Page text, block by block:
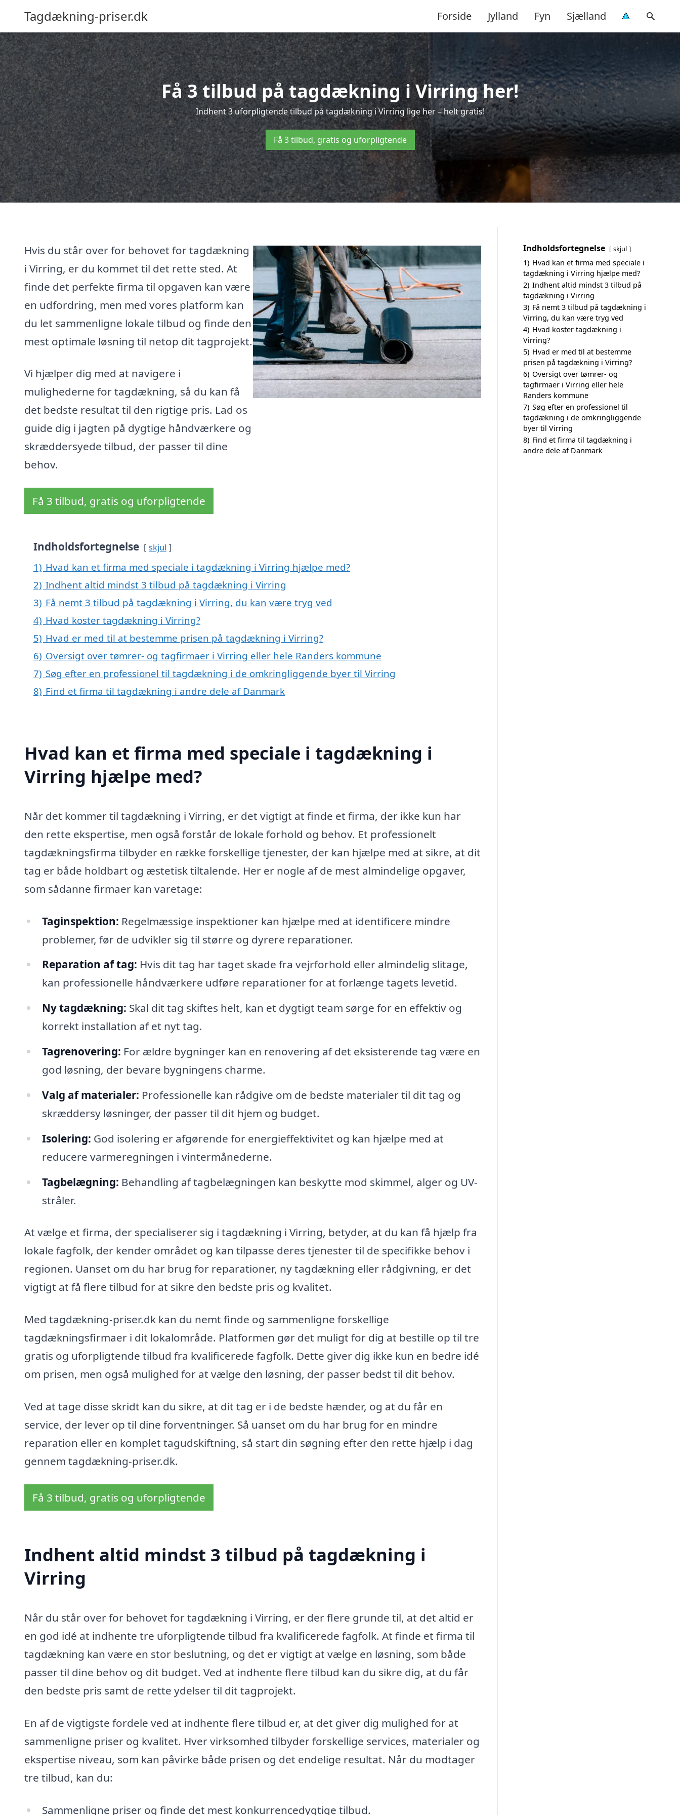
Tagdækning-priser.dk Forside Jylland Fyn Sjælland
Få 3 tilbud på tagdækning i Virring her!
Indhent 3 uforpligtende tilbud på tagdækning i Virring lige her – helt gratis!
Få 3 tilbud, gratis og uforpligtende
Hvis du står over for behovet for tagdækning
i Virring, er du kommet til det rette sted. At
finde det perfekte firma til opgaven kan være
en udfordring, men med vores platform kan
du let sammenligne lokale tilbud og finde den
mest optimale løsning til netop dit tagprojekt.
Vi hjælper dig med at navigere i
mulighederne for tagdækning, så du kan få
det bedste resultat til den rigtige pris. Lad os
guide dig i jagten på dygtige håndværkere og
skræddersyede tilbud, der passer til dine
behov.
Få 3 tilbud, gratis og uforpligtende
Indholdsfortegnelse skjul
1) Hvad kan et firma med speciale i tagdækning i Virring hjælpe med?
2) Indhent altid mindst 3 tilbud på tagdækning i Virring
3) Få nemt 3 tilbud på tagdækning i Virring, du kan være tryg ved
4) Hvad koster tagdækning i Virring?
5) Hvad er med til at bestemme prisen på tagdækning i Virring?
6) Oversigt over tømrer- og tagfirmaer i Virring eller hele Randers kommune
7) Søg efter en professionel til tagdækning i de omkringliggende byer til Virring
8) Find et firma til tagdækning i andre dele af Danmark
Hvad kan et firma med speciale i tagdækning i
Virring hjælpe med?
Når det kommer til tagdækning i Virring, er det vigtigt at finde et firma, der ikke kun har
den rette ekspertise, men også forstår de lokale forhold og behov. Et professionelt
tagdækningsfirma tilbyder en række forskellige tjenester, der kan hjælpe med at sikre, at dit
tag er både holdbart og æstetisk tiltalende. Her er nogle af de mest almindelige opgaver,
som sådanne firmaer kan varetage:
Taginspektion: Regelmæssige inspektioner kan hjælpe med at identificere mindre
problemer, før de udvikler sig til større og dyrere reparationer.
Reparation af tag: Hvis dit tag har taget skade fra vejrforhold eller almindelig slitage,
kan professionelle håndværkere udføre reparationer for at forlænge tagets levetid.
Ny tagdækning: Skal dit tag skiftes helt, kan et dygtigt team sørge for en effektiv og
korrekt installation af et nyt tag.
Tagrenovering: For ældre bygninger kan en renovering af det eksisterende tag være en
god løsning, der bevare bygningens charme.
Valg af materialer: Professionelle kan rådgive om de bedste materialer til dit tag og
skræddersy løsninger, der passer til dit hjem og budget.
Isolering: God isolering er afgørende for energieffektivitet og kan hjælpe med at
reducere varmeregningen i vintermånederne.
Tagbelægning: Behandling af tagbelægningen kan beskytte mod skimmel, alger og UV-
stråler.
At vælge et firma, der specialiserer sig i tagdækning i Virring, betyder, at du kan få hjælp fra
lokale fagfolk, der kender området og kan tilpasse deres tjenester til de specifikke behov i
regionen. Uanset om du har brug for reparationer, ny tagdækning eller rådgivning, er det
vigtigt at få flere tilbud for at sikre den bedste pris og kvalitet.
Med tagdækning-priser.dk kan du nemt finde og sammenligne forskellige
tagdækningsfirmaer i dit lokalområde. Platformen gør det muligt for dig at bestille op til tre
gratis og uforpligtende tilbud fra kvalificerede fagfolk. Dette giver dig ikke kun en bedre idé
om prisen, men også mulighed for at vælge den løsning, der passer bedst til dit behov.
Ved at tage disse skridt kan du sikre, at dit tag er i de bedste hænder, og at du får en
service, der lever op til dine forventninger. Så uanset om du har brug for en mindre
reparation eller en komplet tagudskiftning, så start din søgning efter den rette hjælp i dag
gennem tagdækning-priser.dk.
Få 3 tilbud, gratis og uforpligtende
Indhent altid mindst 3 tilbud på tagdækning i
Virring
Når du står over for behovet for tagdækning i Virring, er der flere grunde til, at det altid er
en god idé at indhente tre uforpligtende tilbud fra kvalificerede fagfolk. At finde et firma til
tagdækning kan være en stor beslutning, og det er vigtigt at vælge en løsning, som både
passer til dine behov og dit budget. Ved at indhente flere tilbud kan du sikre dig, at du får
den bedste pris samt de rette ydelser til dit tagprojekt.
En af de vigtigste fordele ved at indhente flere tilbud er, at det giver dig mulighed for at
sammenligne priser og kvalitet. Hver virksomhed tilbyder forskellige services, materialer og
ekspertise niveau, som kan påvirke både prisen og det endelige resultat. Når du modtager
tre tilbud, kan du:
Sammenligne priser og finde det mest konkurrencedygtige tilbud.
Indholdsfortegnelse skjul
1) Hvad kan et firma med speciale i
tagdækning i Virring hjælpe med?
2) Indhent altid mindst 3 tilbud på
tagdækning i Virring
3) Få nemt 3 tilbud på tagdækning i
Virring, du kan være tryg ved
4) Hvad koster tagdækning i
Virring?
5) Hvad er med til at bestemme
prisen på tagdækning i Virring?
6) Oversigt over tømrer- og
tagfirmaer i Virring eller hele
Randers kommune
7) Søg efter en professionel til
tagdækning i de omkringliggende
byer til Virring
8) Find et firma til tagdækning i
andre dele af Danmark